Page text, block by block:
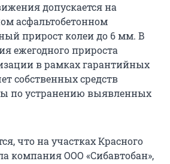
допускается на
асфальтобетонном
прирост колеи до 6 мм. В
ежегодного прироста
в рамках гарантийных
собственных средств
по устранению выявленных
что на участках Красного
компания ООО «Сибавтобан»,